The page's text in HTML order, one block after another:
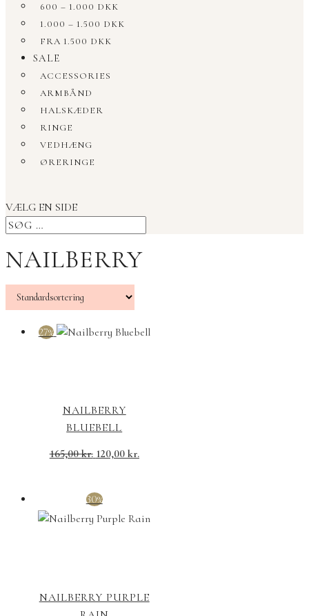
600 – 1.000 DKK
1.000 – 1.500 DKK
FRA 1.500 DKK
SALE
ACCESSORIES
ARMBÅND
HALSKÆDER
RINGE
VEDHÆNG
ØRERINGE
VÆLG EN SIDE
NAILBERRY
27%
NAILBERRY
BLUEBELL
165,00kr. Den
var:
165,00 kr..
120,00 kr.Den
120,00 kr..
30%
NAILBERRY PURPLE